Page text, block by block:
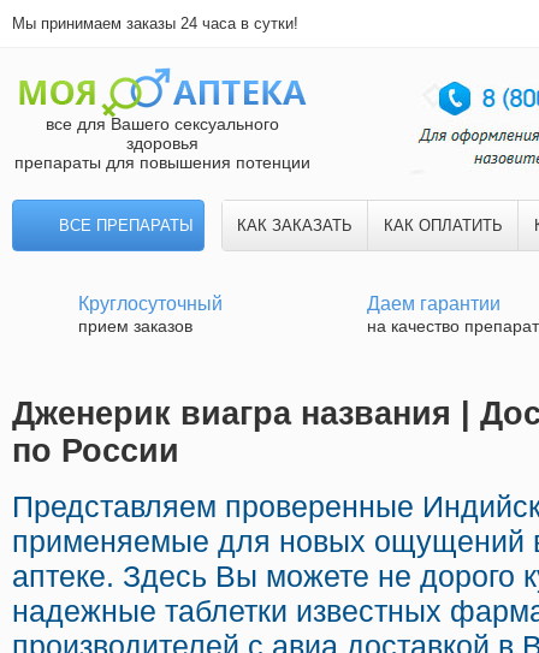
Мы принимаем заказы 24 часа в сутки!
все для Вашего сексуального
здоровья
препараты для повышения потенции
ВСЕ ПРЕПАРАТЫ КАК ЗАКАЗАТЬ КАК ОПЛАТИТЬ
Круглосуточный
прием заказов
Даем гарантии
на качество
Дженерик виагра названия |
по России
Представляем проверенные
применяемые для новых ощущений
аптеке. Здесь Вы можете не дорого
надежные таблетки известных
производителей с авиа доставкой в